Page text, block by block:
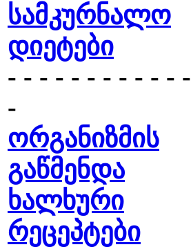
სამკურნალო
დიეტები
- - - - - - - - - - - -
-
ორგანიზმის
გაწმენდა
ხალხური
რეცეპტები